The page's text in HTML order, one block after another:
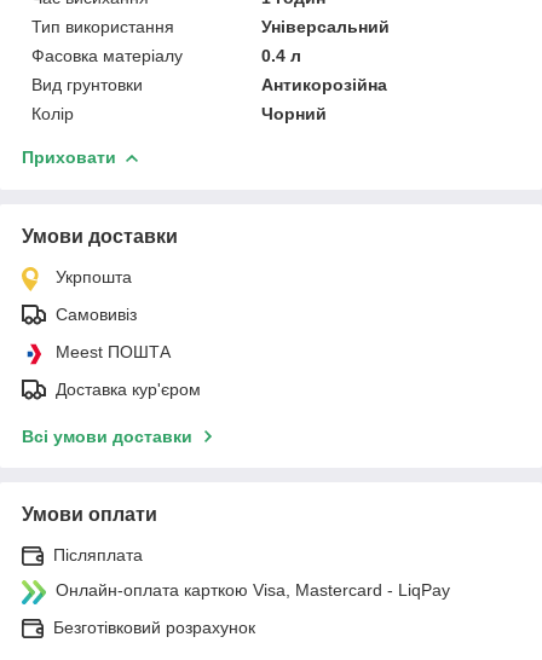
Тип використання
Універсальний
Фасовка матеріалу
0.4 л
Вид грунтовки
Антикорозійна
Колір
Чорний
Приховати
Умови доставки
Укрпошта
Самовивіз
Meest ПОШТА
Доставка кур'єром
Всі умови доставки
Умови оплати
Післяплата
Онлайн-оплата карткою Visa, Mastercard - LiqPay
Безготівковий розрахунок